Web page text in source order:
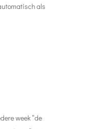
als
week “de